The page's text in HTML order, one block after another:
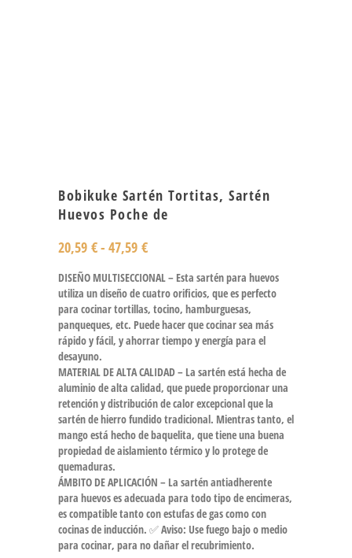
Bobikuke Sartén Tortitas, Sartén
Huevos Poche de
20,59 €- 47,59 €
DISEÑO MULTISECCIONAL – Esta sartén para huevos
utiliza un diseño de cuatro orificios, que es perfecto
para cocinar tortillas, tocino, hamburguesas,
panqueques, etc. Puede hacer que cocinar sea más
rápido y fácil, y ahorrar tiempo y energía para el
desayuno.
MATERIAL DE ALTA CALIDAD – La sartén está hecha de
aluminio de alta calidad, que puede proporcionar una
retención y distribución de calor excepcional que la
sartén de hierro fundido tradicional. Mientras tanto, el
mango está hecho de baquelita, que tiene una buena
propiedad de aislamiento térmico y lo protege de
quemaduras.
ÁMBITO DE APLICACIÓN – La sartén antiadherente
para huevos es adecuada para todo tipo de encimeras,
es compatible tanto con estufas de gas como con
cocinas de inducción. ✅ Aviso: Use fuego bajo o medio
para cocinar, para no dañar el recubrimiento.